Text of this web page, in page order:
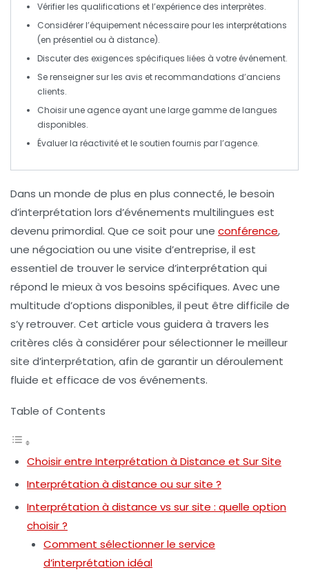
Vérifier les qualifications et l’expérience des interprètes.
Considérer l’équipementnécessaire pour les interprétations
(en présentiel ou à distance).
Discuter des exigences spécifiques liées à votre événement.
Se renseigner sur les avis et recommandations d’anciens
clients.
Choisir une agence ayant unelarge gamme de langues
disponibles.
Évaluer la réactivité et le soutien fournis par l’agence.
Dans un monde de plus en plus connecté, le besoin
d’interprétation lors d’événements multilingues est
devenu primordial. Que ce soit pour une conférence,
une négociation ou une visite d’entreprise, il est
essentiel de trouver le service d’interprétation qui
répond le mieux à vos besoins spécifiques. Avec une
multitude d’options disponibles, il peut être difficile de
s’y retrouver. Cet article vous guidera à travers les
critères clés à considérer pour sélectionner le meilleur
site d’interprétation, afin de garantir un déroulement
fluide et efficace de vos événements.
Table of Contents
Choisir entre Interprétation à Distance et Sur Site
Interprétation à distance ou sur site ?
Interprétation à distance vs sur site : quelle option
choisir ?
Comment sélectionner le service
d’interprétation idéal